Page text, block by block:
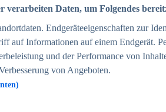
verarbeiten Daten, um Folgendes
Endgeräteeigenschaften zur
auf Informationen auf einem Endgerät.
und der Performance von
von Angeboten.